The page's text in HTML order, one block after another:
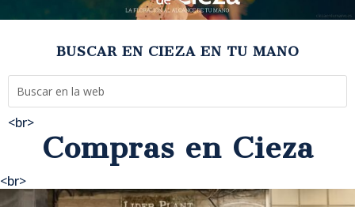
BUSCAR EN CIEZA EN TU MANO
<br>
Compras en Cieza
<br>